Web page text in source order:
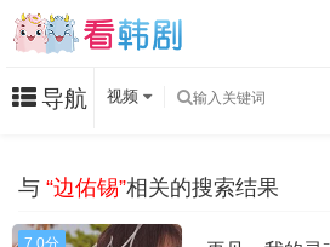
导航 视频
与 “边佑锡”相关的搜索结果
7.0分